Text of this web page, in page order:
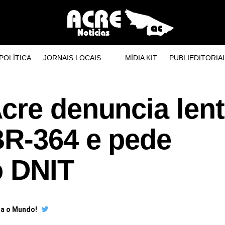
JORNAIS LOCAIS MÍDIA KIT
denuncia
364 e pede
o Mundo!